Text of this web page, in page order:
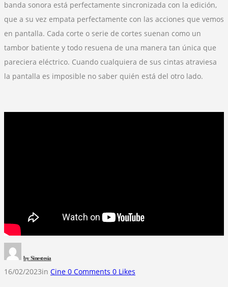
banda sonora está perfectamente sincronizada con la edición,
que a su vez empata perfectamente con las acciones que vemos
en pantalla. Cada corte o serie de cortes suenan como un
tambor batiente y todo resuena de una manera tan única que
pareciera eléctrico. Cuando cualquiera de sus cintas atraviesa
la pantalla es imposible no saber quién está del otro lado.
bySinestesia
16/02/2023in Cine 0 Comments 0 Likes